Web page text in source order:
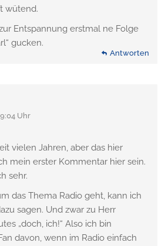
wütend.
Entspannung erstmal ne Folge
gucken.
Antworten
Uhr
vielen Jahren, aber das hier
mein erster Kommentar hier sein.
sehr.
das Thema Radio geht, kann ich
sagen. Und zwar zu Herr
„doch, ich!“ Also ich bin
davon, wenn im Radio einfach